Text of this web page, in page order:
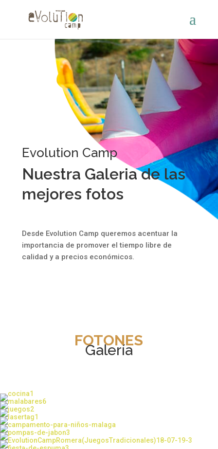
Evolution Camp
Nuestra Galeria de las
mejores fotos
Desde Evolution Camp queremos acentuar la
importancia de promover el tiempo libre de
calidad y a precios económicos.
FOTONES
Galería